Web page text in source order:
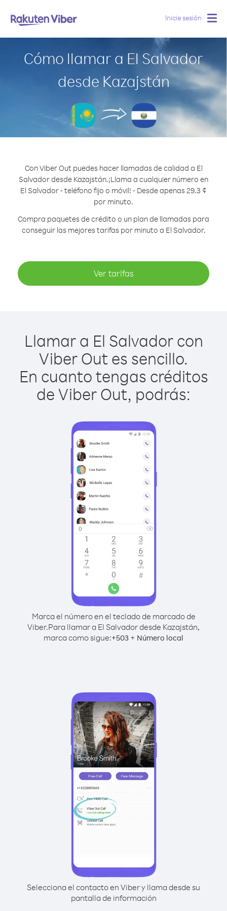
Inicie sesión
Cómo llamar a El Salvador
desde Kazajstán
Con Viber Out puedes hacer llamadas de calidad a El
Salvador desde Kazajstán.¡Llama a cualquier número en
El Salvador - teléfono fijo o móvil! - Desde apenas 29.3 ¢
por minuto.
Compra paquetes de crédito o un plan de llamadas para
conseguir las mejores tarifas por minuto a El Salvador.
Ver tarifas
Llamar a El Salvador con
Viber Out es sencillo.
En cuanto tengas créditos
de Viber Out, podrás:
Marca el número en el teclado de marcado de
Viber.Para llamar a El Salvador desde Kazajstán,
marca como sigue:+503 + Número local
Selecciona el contacto en Viber y llama desde su
pantalla de información